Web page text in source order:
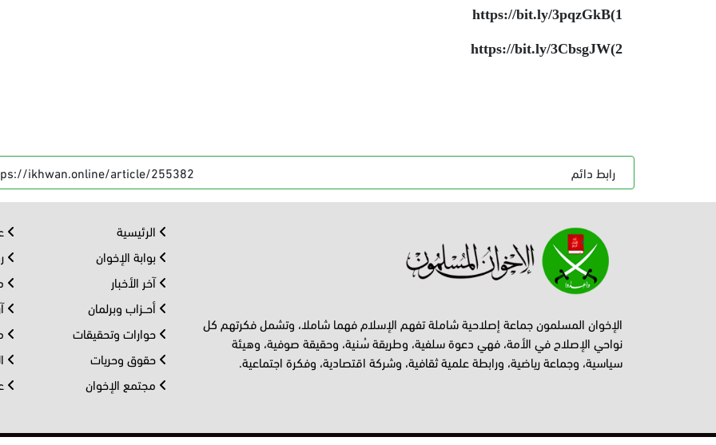
1)
https://bit.ly/3pqzGkB
2)
https://bit.ly/3CbsgJW
رابط دائم ikhwan.online/article/255382
الإخوان المسلمون جماعة إصلاحية شاملة تفهم الإسلام فهما شاملا، وتشمل فكرتهم كل
نواحي الإصلاح في الأمة، فهي دعوة سلفية، وطريقة سُنية، وحقيقة صوفية، وهيئة
سياسية، وجماعة رياضية، ورابطة علمية ثقافية، وشركة اقتصادية، وفكرة اجتماعية.
الرئيسية
بوابة الإخوان
آخر الأخبار
أحــزاب وبرلمان
حوارات وتحقيقات
حقوق وحريات
مجتمع الإخوان